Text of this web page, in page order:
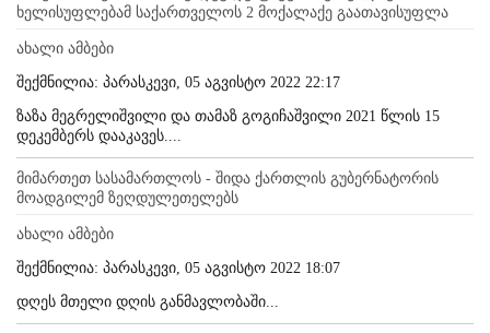
ხელისუფლებამ საქართველოს 2 მოქალაქე გაათავისუფლა
ახალი ამბები
შექმნილია: პარასკევი, 05 აგვისტო 2022 22:17
ზაზა მეგრელიშვილი და თამაზ გოგიჩაშვილი 2021 წლის 15
დეკემბერს დააკავეს....
მიმართეთ სასამართლოს - შიდა ქართლის გუბერნატორის
მოადგილემ ზეღდულეთელებს
ახალი ამბები
შექმნილია: პარასკევი, 05 აგვისტო 2022 18:07
დღეს მთელი დღის განმავლობაში...